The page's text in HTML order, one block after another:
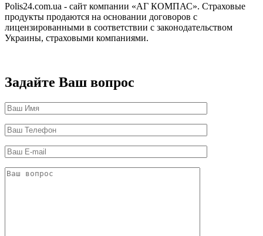
Polis24.com.ua - сайт компании «АГ КОМПАС». Страховые
продукты продаются на основании договоров с
лицензированными в соответствии с законодательством
Украины, страховыми компаниями.
Задайте Ваш вопрос